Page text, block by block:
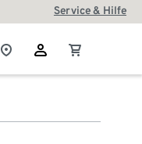
Service & Hilfe